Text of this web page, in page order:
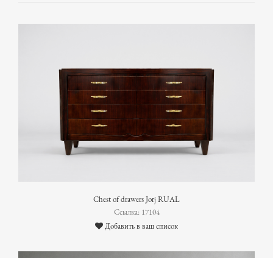
Chest of drawers Jorj RUAL
Ссылка: 17104
Добавить в ваш список